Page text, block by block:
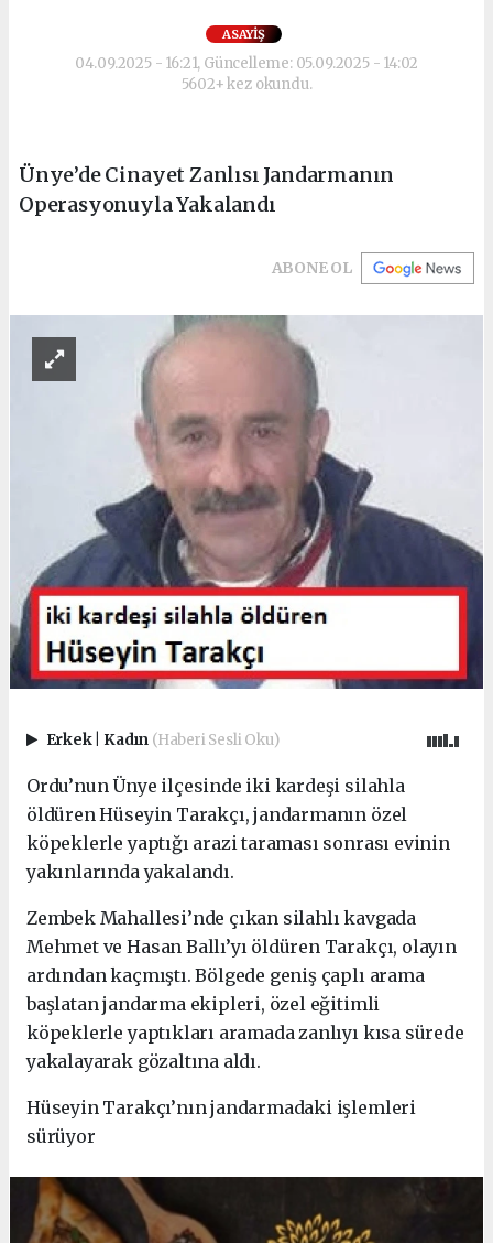
ASAYIŞ
04.09.2025 - 16:21, Güncelleme: 05.09.2025 - 14:02
5602+ kez okundu.
Ünye’de Cinayet Zanlısı Jandarmanın
Operasyonuyla Yakalandı
ABONE OL
Erkek Kadın (Haberi Sesli Oku)
Ordu’nun Ünye ilçesinde iki kardeşi silahla
öldüren Hüseyin Tarakçı, jandarmanın özel
köpeklerle yaptığı arazi taraması sonrası evinin
yakınlarında yakalandı.
Zembek Mahallesi’nde çıkan silahlı kavgada
Mehmet ve Hasan Ballı’yı öldüren Tarakçı, olayın
ardından kaçmıştı. Bölgede geniş çaplı arama
başlatan jandarma ekipleri, özel eğitimli
köpeklerle yaptıkları aramada zanlıyı kısa sürede
yakalayarak gözaltına aldı.
Hüseyin Tarakçı’nın jandarmadaki işlemleri
sürüyor